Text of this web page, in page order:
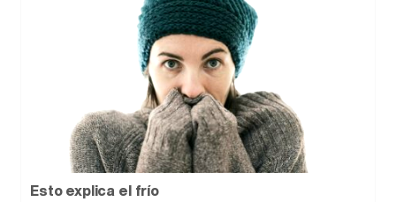
Esto explica el frío